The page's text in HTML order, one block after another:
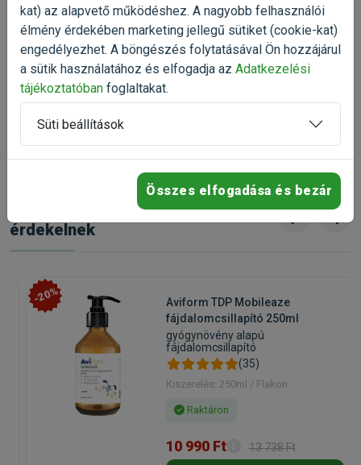
4%, kalcium: 1.45%, foszfor: 1.1%.
Kapható kiszerelések:2,3kg , 12,5kg
Gyártó:Eukanuba
Állatorvosi:Nem
4
0%
3
0%
2
0%
1
100%ajánlaná ezt a terméket ismerősének
érdekelnek
-20%
Aviform TDP Mobileaze
fájdalomcsillapító 250ml
gyógynövény alapú
fájdalomcsillapító
(35)
Kiszerelés: 250ml / Flakon
Raktáron
10 990 Ft 13 738 Ft
kat) az alapvető működéshez. A nagyobb felhasználói
élmény érdekében marketing jellegű sütiket (cookie-kat)
engedélyezhet. A böngészés folytatásával Ön hozzájárul
a sütik használatához és elfogadja az Adatkezelési
tájékoztatóban foglaltakat.
Süti beállítások
Összes elfogadása és bezár